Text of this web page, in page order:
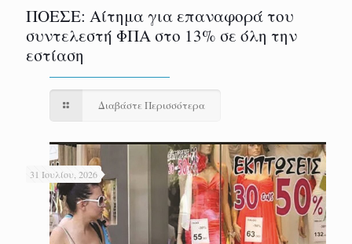
ΠΟΕΣΕ: Αίτημα για επαναφορά του
συντελεστή ΦΠΑ στο 13% σε όλη την
εστίαση
Διαβάστε Περισσότερα
31 Ιουλίου, 2026